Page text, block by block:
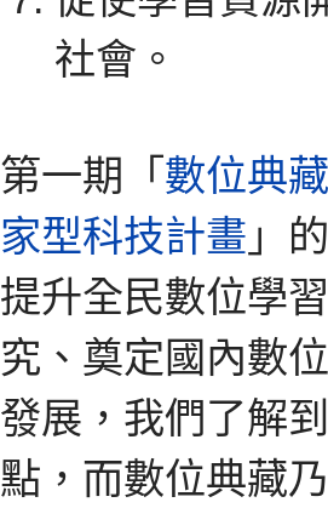
社會。
第一期「 數位典
家型科技計畫 」
提升全民數位學
究、奠定國內數
發展，我們了解
點，而數位典藏